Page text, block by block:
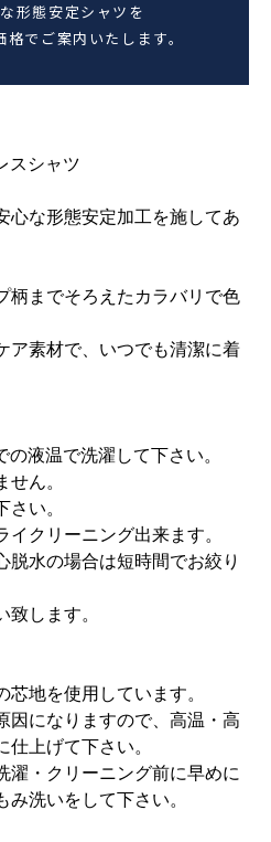
形態安定シャツを
でご案内いたします。
スシャツ
心な形態安定加工を施してあ
柄までそろえたカラバリで色
ア素材で、いつでも清潔に着
液温で洗濯して下さい。
ん。
い。
クリーニング出来ます。
脱水の場合は短時間でお絞り
致します。
地を使用しています。
因になりますので、高温・高
上げて下さい。
濯・クリーニング前に早めに
洗いをして下さい。